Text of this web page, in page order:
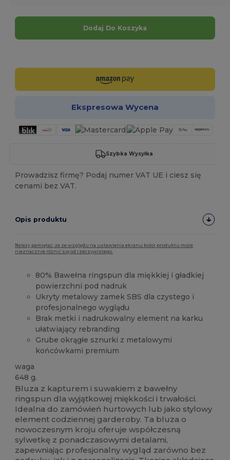
Dodaj Do Koszyka
Ekspresowa Wycena
Szybka Wysyłka
Prowadzisz firmę? Podaj numer VAT UE i ciesz się
cenami bez VAT.
Opis produktu
Należy pamiętać, że ze względu na ustawienia ekranu kolor produktu może
nieznacznie różnić się od rzeczywistego.
80% Bawełna ringspun dla miękkiej i gładkiej
powierzchni pod nadruk
Ukryty metalowy zamek SBS dla czystego i
profesjonalnego wyglądu
Brak metki i nadrukowalny element na karku
ułatwiający rebranding
Grube okrągłe sznurki z metalowymi
końcówkami premium
waga
648 g.
Bluza z kapturem i suwakiem z bawełny
ringspun dla wyjątkowej miękkości i trwałości.
Idealna do zamówień hurtowych lub jako stylowy
element codziennej garderoby. Ta bluza o
nowoczesnym kroju oferuje współczesną
sylwetkę z ponadczasowymi detalami,
zapewniając profesjonalny wygląd zarówno bez